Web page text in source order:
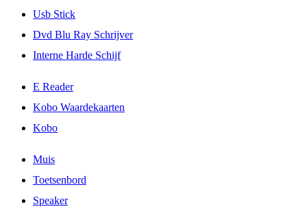
Usb Stick
Dvd Blu Ray Schrijver
Interne Harde Schijf
E Reader
Kobo Waardekaarten
Kobo
Muis
Toetsenbord
Speaker